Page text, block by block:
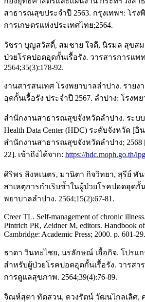
สาธารณสุขประจำปี 2563. กรุงเทพฯ: โ
การเกษตรแห่งประเทศไทย;2564.
วัชรา บุญสวัสดิ์, สมชาย ใจดี, นิรมล สุขส
ป่วยโรคปอดอุดกั้นเรื้อรัง. วารสารการแพ
2564;35(3):178-92.
งานสารสนเทศ โรงพยาบาลลำปาง. ราย
อุดกั้นเรื้อรัง ประจำปี 2567. ลำปาง: โรงพ
สำนักงานสาธารณสุขจังหวัดลำปาง. ระ
Health Data Center (HDC) ระดับจังหวัด [อิ
สำนักงานสาธารณสุขจังหวัดลำปาง; 2568 [
22]. เข้าถึงได้จาก: https://hdc.moph.go.th/
ศิริพร สิงหเนตร, มานิตา กิจวิทยา, สุรีย์ พั
สาเหตุการกำเริบซ้ำในผู้ป่วยโรคปอดอุดกั้น
พยาบาลลำปาง. 2564;15(2):67-81.
Creer TL. Self-management of chronic
Pintrich PR, Zeidner M, editors. Handbook
Cambridge: Academic Press; 2000. p. 601-29.
ธาดา วินทะไชย, นรลักษณ์ เอื้อกิจ. โปรแ
สำหรับผู้ป่วยโรคปอดอุดกั้นเรื้อรัง. วารสา
การดูแลสุขภาพ. 2564;39(4):76-89.
จิณห์สุตา ทัดสวน, ดวงรัตน์ วัฒนไกลเลิศ,